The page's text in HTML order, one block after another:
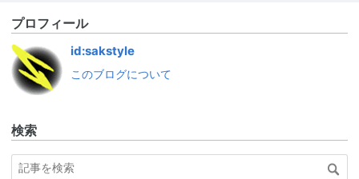
プロフィール
id:sakstyle
このブログについて
検索